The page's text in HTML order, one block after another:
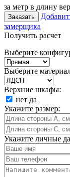
за метр в длину
Заказать
замерщика
Получить расчет
Выберите
Выберите
Верхние шкафы:
нет да
Укажите размер:
Укажите личные